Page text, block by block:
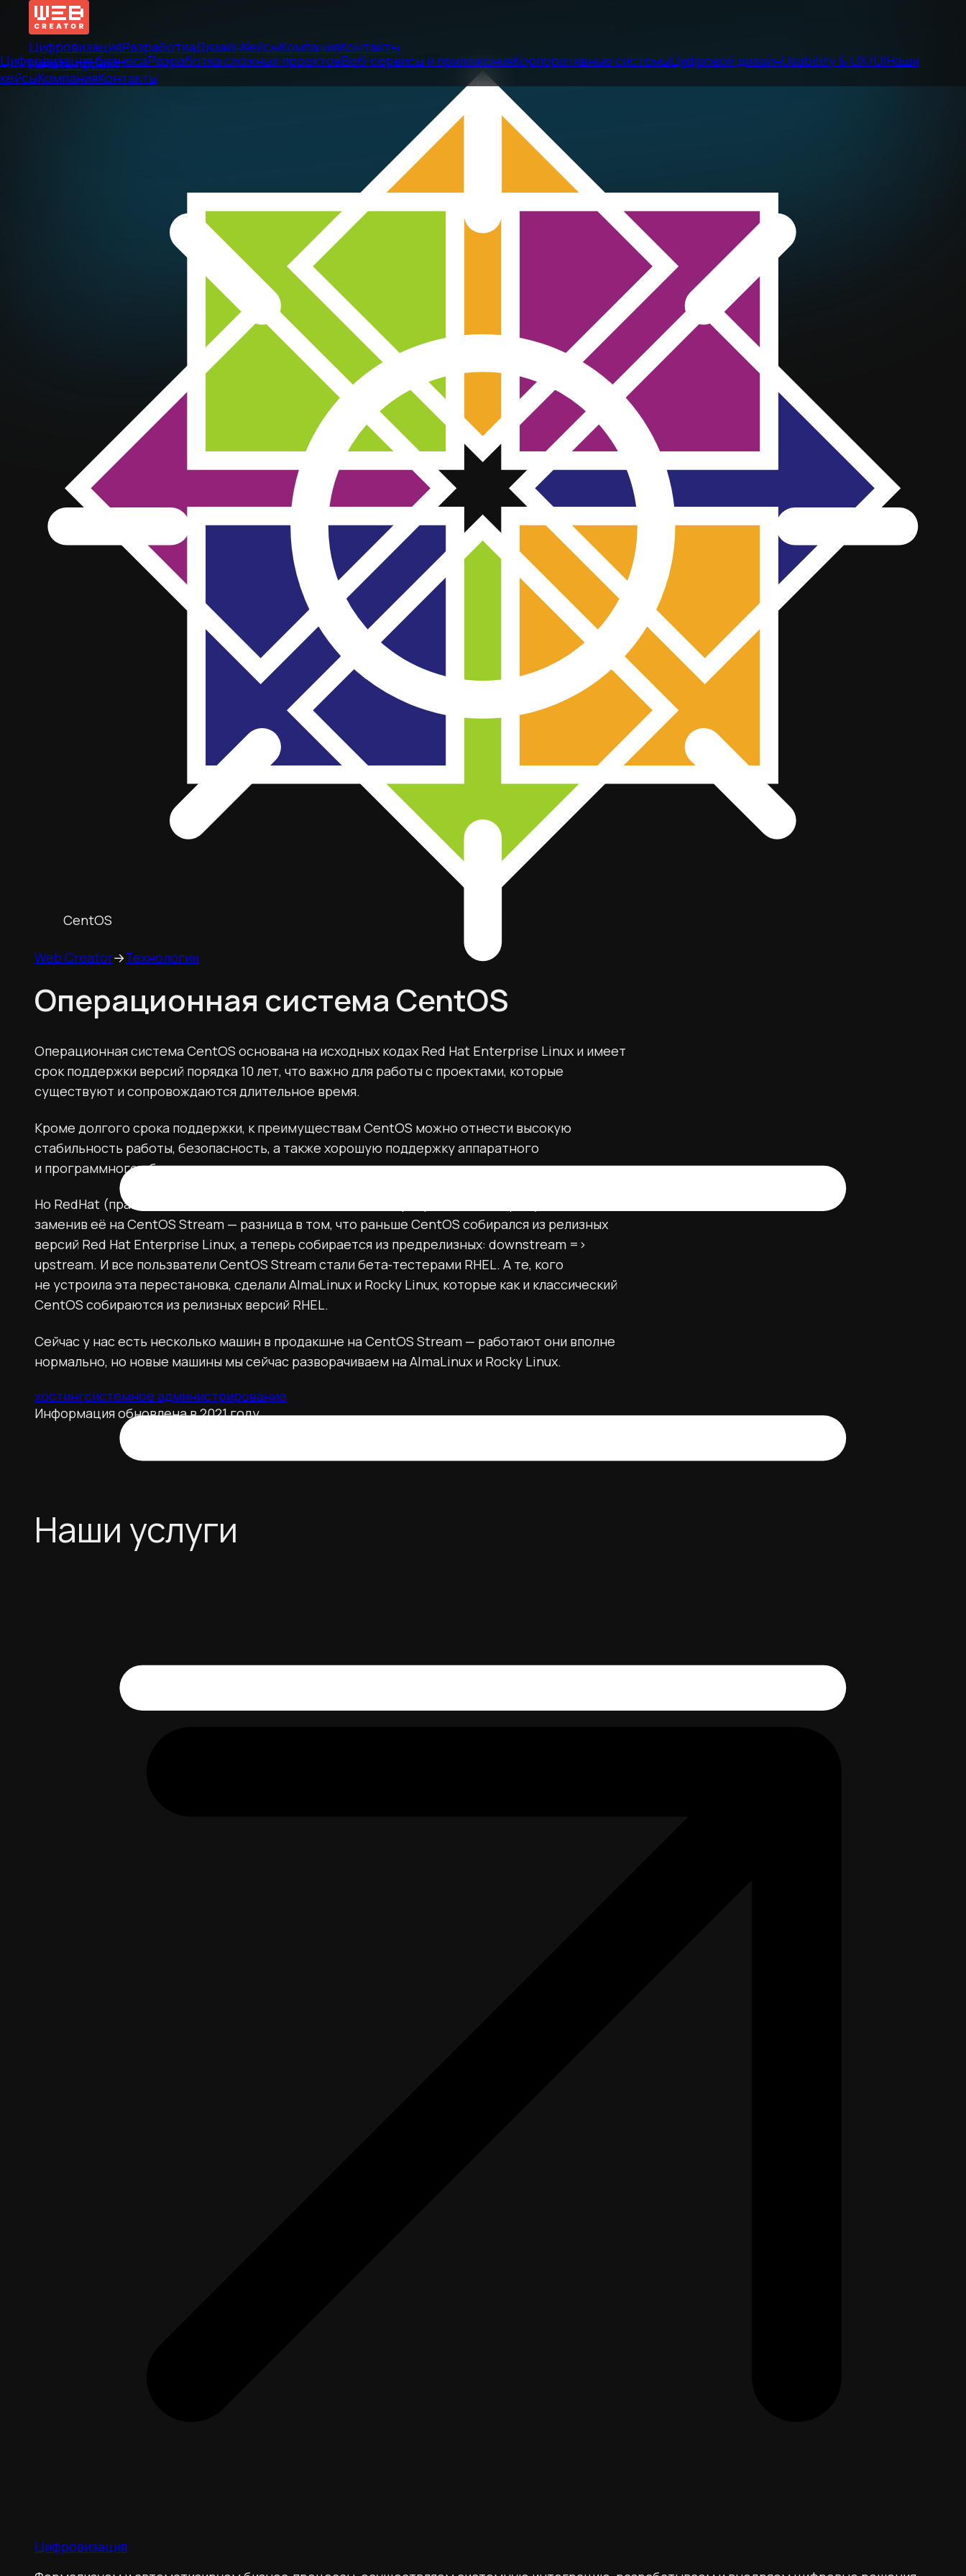
ЦифровизацияРазработкаДизайнКейсыКомпанияКонтакты
Начать проект
Цифровизация бизнесаРазработка сложных проектовВеб-сервисы и приложенияКорпоративные системыЦифровой дизайнUsability & UX/UIНаши
кейсыКомпанияКонтакты
CentOS
Web Creator→Технологии
Операционная система CentOS
Операционная система CentOS основана на исходных кодах Red Hat Enterprise Linux и имеет
срок поддержки версий порядка 10 лет, что важно для работы с проектами, которые
существуют и сопровождаются длительное время.
Кроме долгого срока поддержки, к преимуществам CentOS можно отнести высокую
стабильность работы, безопасность, а также хорошую поддержку аппаратного
и программного обеспечения.
Но RedHat (правообладатель CentOS) с конца 2021 года прекратили поддержку CentOS 8,
заменив её на CentOS Stream — разница в том, что раньше CentOS собирался из релизных
версий Red Hat Enterprise Linux, а теперь собирается из предрелизных: downstream =>
upstream. И все пользватели CentOS Stream стали бета‑тестерами RHEL. А те, кого
не устроила эта перестановка, сделали AlmaLinux и Rocky Linux, которые как и классический
CentOS собираются из релизных версий RHEL.
Сейчас у нас есть несколько машин в продакшне на CentOS Stream — работают они вполне
нормально, но новые машины мы сейчас разворачиваем на AlmaLinux и Rocky Linux.
хостингсистемное администрирование
Информация обновлена в 2021 году
Наши услуги
Цифровизация